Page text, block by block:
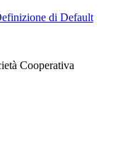
di Default
Cooperativa